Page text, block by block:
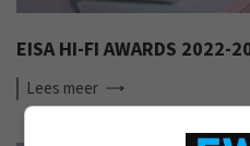
EISA HI-FI AWARDS 2022-
Lees meer